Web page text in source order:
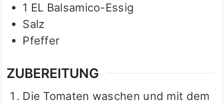
1 EL Balsamico-Essig
Salz
Pfeffer
ZUBEREITUNG
Die Tomaten waschen und mit dem